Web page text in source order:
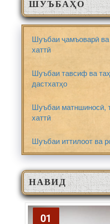
ШУЪБАҲО
Шуъбаи ҷамъоварӣ ва
хаттӣ
Шуъбаи тавсиф ва
дастхатҳо
Шуъбаи матншиносӣ,
хаттӣ
Шуъбаи иттилоот ва
НАВИД
01
01